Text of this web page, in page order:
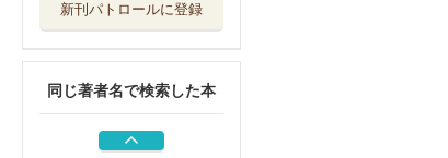
新刊パトロールに登録
同じ著者名で検索した本
文学研究の扉をひ
ひつじ書房
銀行とデザイン
デザインを企業...
インプレス